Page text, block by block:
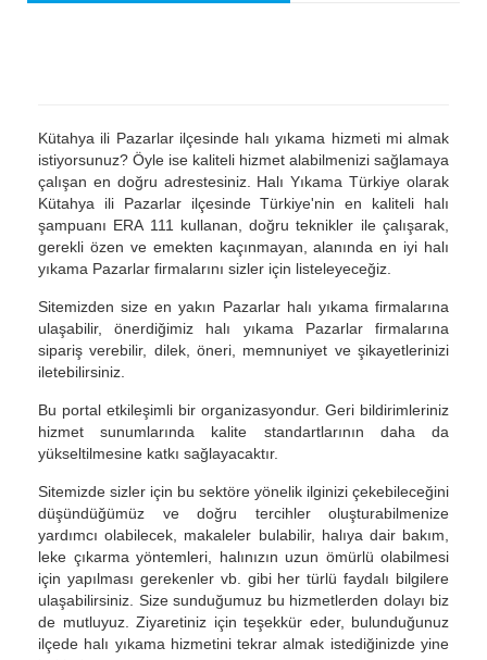
Kütahya ili Pazarlar ilçesinde halı yıkama hizmeti mi almak
istiyorsunuz? Öyle ise kaliteli hizmet alabilmenizi sağlamaya
çalışan en doğru adrestesiniz. Halı Yıkama Türkiye olarak
Kütahya ili Pazarlar ilçesinde Türkiye'nin en kaliteli halı
şampuanı ERA 111 kullanan, doğru teknikler ile çalışarak,
gerekli özen ve emekten kaçınmayan, alanında en iyi halı
yıkama Pazarlar firmalarını sizler için listeleyeceğiz.
Sitemizden size en yakın Pazarlar halı yıkama firmalarına
ulaşabilir, önerdiğimiz halı yıkama Pazarlar firmalarına
sipariş verebilir, dilek, öneri, memnuniyet ve şikayetlerinizi
iletebilirsiniz.
Bu portal etkileşimli bir organizasyondur. Geri bildirimleriniz
hizmet sunumlarında kalite standartlarının daha da
yükseltilmesine katkı sağlayacaktır.
Sitemizde sizler için bu sektöre yönelik ilginizi çekebileceğini
düşündüğümüz ve doğru tercihler oluşturabilmenize
yardımcı olabilecek, makaleler bulabilir, halıya dair bakım,
leke çıkarma yöntemleri, halınızın uzun ömürlü olabilmesi
için yapılması gerekenler vb. gibi her türlü faydalı bilgilere
ulaşabilirsiniz. Size sunduğumuz bu hizmetlerden dolayı biz
de mutluyuz. Ziyaretiniz için teşekkür eder, bulunduğunuz
ilçede halı yıkama hizmetini tekrar almak istediğinizde yine